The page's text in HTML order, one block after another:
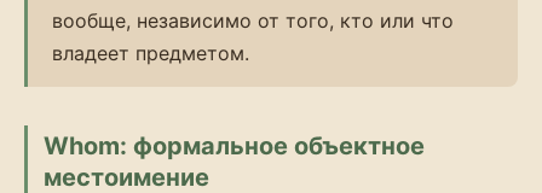
вообще, независимо от того, кто или что
владеет предметом.
Whom: формальное объектное
местоимение